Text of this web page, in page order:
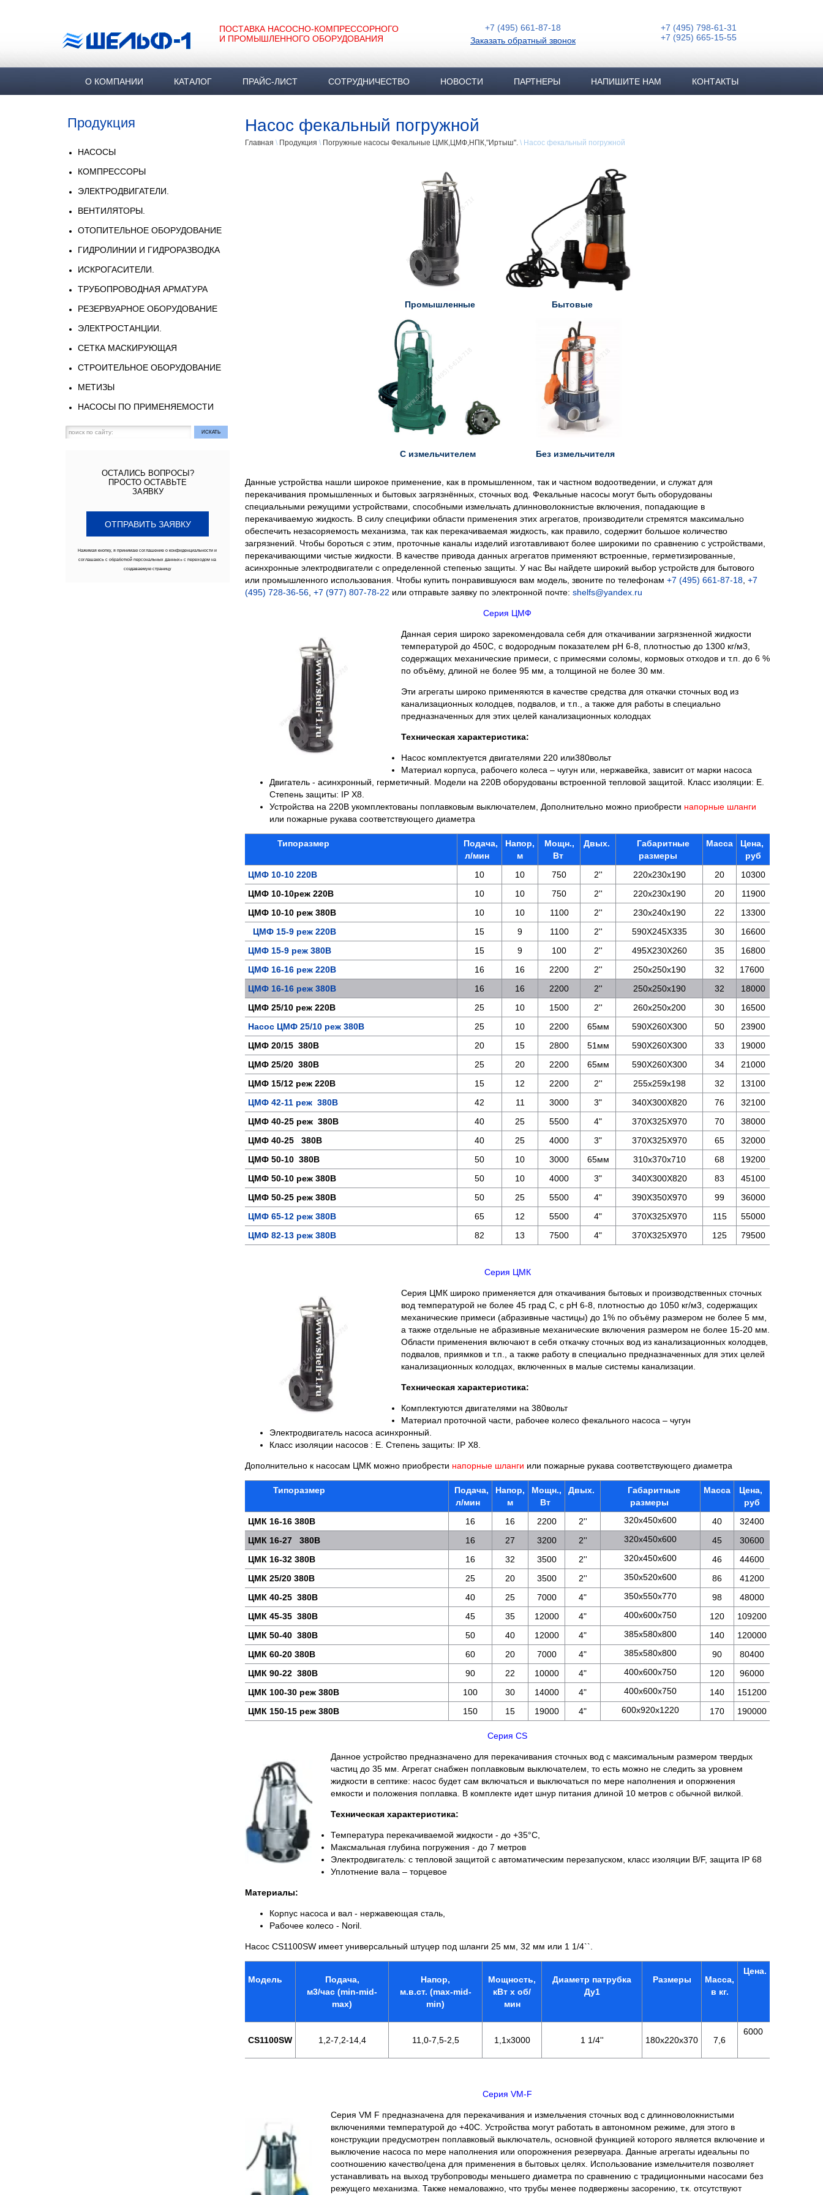
ПОСТАВКА НАСОСНО-КОМПРЕССОРНОГО
И ПРОМЫШЛЕННОГО ОБОРУДОВАНИЯ
+7 (495) 661-87-18
Заказать обратный звонок
+7 (495) 798-61-31
+7 (925) 665-15-55
О КОМПАНИИ КАТАЛОГ ПРАЙС-ЛИСТ СОТРУДНИЧЕСТВО НОВОСТИ ПАРТНЕРЫ НАПИШИТЕ НАМ КОНТАКТЫ
Продукция
НАСОСЫ
КОМПРЕССОРЫ
ЭЛЕКТРОДВИГАТЕЛИ.
ВЕНТИЛЯТОРЫ.
ОТОПИТЕЛЬНОЕ ОБОРУДОВАНИЕ
ГИДРОЛИНИИ И ГИДРОРАЗВОДКА
ИСКРОГАСИТЕЛИ.
ТРУБОПРОВОДНАЯ АРМАТУРА
РЕЗЕРВУАРНОЕ ОБОРУДОВАНИЕ
ЭЛЕКТРОСТАНЦИИ.
СЕТКА МАСКИРУЮЩАЯ
СТРОИТЕЛЬНОЕ ОБОРУДОВАНИЕ
МЕТИЗЫ
НАСОСЫ ПО ПРИМЕНЯЕМОСТИ
ОСТАЛИСЬ ВОПРОСЫ?
ПРОСТО ОСТАВЬТЕ
ЗАЯВКУ
ОТПРАВИТЬ ЗАЯВКУ
Нажимая кнопку, я принимаюсоглашение о конфиденциальности и
соглашаюсь с обработкой персональных данных» с переходом на
создаваемую страницу
Насос фекальный погружной
Главная \ Продукция \ Погружные насосы Фекальные ЦМК,ЦМФ,НПК,"Иртыш". \ Насос фекальный погружной
Промышленные Бытовые
С измельчителем Без измельчителя
Данные устройства нашли широкое применение, как в промышленном, так и частном водоотведении, и служат для
перекачивания промышленных и бытовых загрязнённых, сточных вод. Фекальные насосы могут быть оборудованы
специальными режущими устройствами, способными измельчать длинноволокнистые включения, попадающие в
перекачиваемую жидкость. В силу специфики области применения этих агрегатов, производители стремятся максимально
обеспечить незасоряемость механизма, так как перекачиваемая жидкость, как правило, содержит большое количество
загрязнений. Чтобы бороться с этим, проточные каналы изделий изготавливают более широкими по сравнению с устройствами,
перекачивающими чистые жидкости. В качестве привода данных агрегатов применяют встроенные, герметизированные,
асинхронные электродвигатели с определенной степенью защиты. У нас Вы найдете широкий выбор устройств для бытового
или промышленного использования. Чтобы купить понравившуюся вам модель, звоните по телефонам +7 (495) 661-87-18 +7
(495) 728-36-56 +7 (977) 807-78-22 или отправьте заявку по электронной почте: shelfs@yandex.ru
Серия ЦМФ
Данная серия широко зарекомендовала себя для откачивании загрязненной жидкости
температурой до 450С, с водородным показателем рН 6-8, плотностью до 1300 кг/м3,
содержащих механические примеси, с примесями соломы, кормовых отходов и т.п. до 6 %
по объёму, длиной не более 95 мм, а толщиной не более 30 мм.
Эти агрегаты широко применяются в качестве средства для откачки сточных вод из
канализационных колодцев, подвалов, и т.п., а также для работы в специально
предназначенных для этих целей канализационных колодцах
Техническая характеристика:
Насос комплектуется двигателями 220 или380вольт
Материал корпуса, рабочего колеса – чугун или, нержавейка, зависит от марки насоса
Двигатель - асинхронный, герметичный. Модели на 220В оборудованы встроенной тепловой защитой. Класс изоляции: E.
Степень защиты: IP X8.
Устройства на 220В укомплектованы поплавковым выключателем, Дополнительно можно приобрести напорные шланги
или пожарные рукава соответствующего диаметра
Типоразмер
Подача,
л/мин
Напор,
м
Мощн.,
Вт
Двых.
Габаритные
размеры
Масса
Цена,
руб
ЦМФ 10-10 220В
10 10 750 2'' 220х230х190 20
10300
ЦМФ 10-10реж 220В
10 10 750 2'' 220х230х190 20
11900
ЦМФ 10-10 реж 380В
10 10 1100 2'' 230х240х190 22
13300
ЦМФ 15-9 реж 220В
15 9 1100 2'' 590X245X335 30
16600
ЦМФ 15-9 реж 380В
15 9 100 2'' 495X230X260 35
16800
ЦМФ 16-16 реж 220В
16 16 2200 2'' 250х250х190 32
17600
ЦМФ 16-16 реж 380В
16 16 2200 2'' 250х250х190 32
18000
ЦМФ 25/10 реж 220В
25 10 1500 2'' 260х250х200 30
16500
Насос ЦМФ 25/10 реж 380В
25 10 2200 65мм 590X260X300 50
23900
ЦМФ 20/15 380В
20 15 2800 51мм 590X260X300 33
19000
ЦМФ 25/20 380В
25 20 2200 65мм 590X260X300 34
21000
ЦМФ 15/12 реж 220В
15 12 2200 2'' 255х259х198 32
13100
ЦМФ 42-11 реж 380В
42 11 3000 3" 340X300X820 76
32100
ЦМФ 40-25 реж 380В
40 25 5500 4" 370X325X970 70
38000
ЦМФ 40-25 380В
40 25 4000 3" 370X325X970 65
32000
ЦМФ 50-10 380В
50 10 3000 65мм 310х370х710 68
19200
ЦМФ 50-10 реж 380В
50 10 4000 3" 340X300X820 83
45100
ЦМФ 50-25 реж 380В
50 25 5500 4" 390X350X970 99
36000
ЦМФ 65-12 реж 380В
65 12 5500 4" 370X325X970 115
55000
ЦМФ 82-13 реж 380В
82 13 7500 4" 370X325X970 125 79500
Серия ЦМК
Серия ЦМК широко применяется для откачивания бытовых и производственных сточных
вод температурой не более 45 град С, с рН 6-8, плотностью до 1050 кг/м3, содержащих
механические примеси (абразивные частицы) до 1% по объёму размером не более 5 мм,
а также отдельные не абразивные механические включения размером не более 15-20 мм.
Области применения включают в себя откачку сточных вод из канализационных колодцев,
подвалов, приямков и т.п., а также работу в специально предназначенных для этих целей
канализационных колодцах, включенных в малые системы канализации.
Техническая характеристика:
Комплектуются двигателями на 380вольт
Материал проточной части, рабочее колесо фекального насоса – чугун
Электродвигатель насоса асинхронный.
Класс изоляции насосов : E. Степень защиты: IP X8.
Дополнительно к насосам ЦМК можно приобрести напорные шланги или пожарные рукава соответствующего диаметра
Типоразмер
Подача,
л/мин
Напор,
м
Мощн.,
Вт
Двых.
Габаритные
размеры
Масса
Цена,
руб
ЦМК 16-16 380В
16 16 2200 2'' 320х450х600 40
32400
ЦМК 16-27 380В
16 27 3200 2'' 320х450х600 45
30600
ЦМК 16-32 380В
16 32 3500 2'' 320х450х600 46
44600
ЦМК 25/20 380В
25 20 3500 2'' 350х520х600 86
41200
ЦМК 40-25 380В
40 25 7000 4" 350х550х770 98
48000
ЦМК 45-35 380В
45 35 12000 4" 400х600х750 120
109200
ЦМК 50-40 380В
50 40 12000 4" 385х580х800 140
120000
ЦМК 60-20 380В
60 20 7000 4" 385х580х800 90
80400
ЦМК 90-22 380В
90 22 10000 4" 400х600х750 120
96000
ЦМК 100-30 реж 380В
100 30 14000 4" 400х600х750 140
151200
ЦМК 150-15 реж 380В
150 15 19000 4" 600х920х1220 170 190000
Серия CS
Данное устройство предназначено для перекачивания сточных вод с максимальным размером твердых
частиц до 35 мм. Агрегат снабжен поплавковым выключателем, то есть можно не следить за уровнем
жидкости в септике: насос будет сам включаться и выключаться по мере наполнения и опоржнения
емкости и положения поплавка. В комплекте идет шнур питания длиной 10 метров с обычной вилкой.
Техническая характеристика:
Температура перекачиваемой жидкости - до +35°C,
Максмальная глубина погружения - до 7 метров
Электродвигатель: с тепловой защитой с автоматическим перезапуском, класс изоляции B/F, защита IP 68
Уплотнение вала – торцевое
Материалы:
Корпус насоса и вал - нержавеющая сталь,
Рабочее колесо - Noril.
Насос CS1100SW имеет универсальный штуцер под шланги 25 мм, 32 мм или 1 1/4``.
Модель
Подача,
м3/час (min-mid-
max)
Напор,
м.в.ст. (max-mid-
min)
Мощность,
кВт x об/
мин
Диаметр патрубка
Ду1
Размеры
Масса,
в кг.
Цена.
CS1100SW 1,2-7,2-14,4 11,0-7,5-2,5 1,1х3000 1 1/4'' 180х220х370 7,6
6000
Серия VM-F
Серия VM F предназначена для перекачивания и измельчения сточных вод с длинноволокнистыми
включениями температурой до +40С. Устройства могут работать в автономном режиме, для этого в
конструкции предусмотрен поплавковый выключатель, основной функцией которого является включение и
выключение насоса по мере наполнения или опорожнения резервуара. Данные агрегаты идеальны по
соотношению качество/цена для применения в бытовых целях. Использование измельчителя позволяет
устанавливать на выход трубопроводы меньшего диаметра по сравнению с традиционными насосами без
режущего механизма. Также немаловажно, что трубы менее подвержены засорению, т.к. отсутствуют